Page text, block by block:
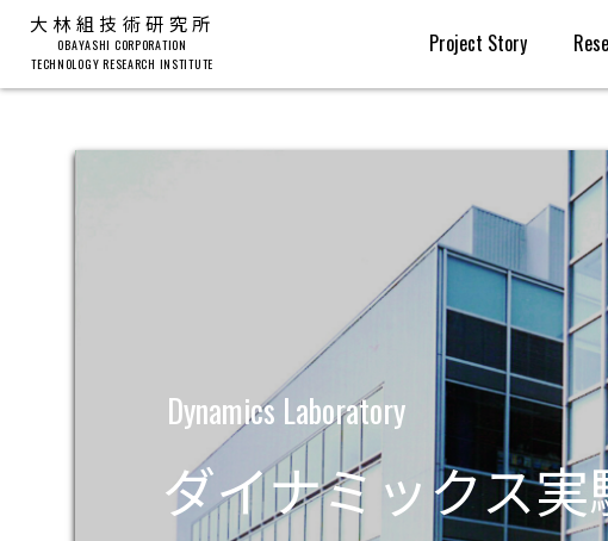
大林組技術研究所
OBAYASHI CORPORATION
TECHNOLOGY RESEARCH INSTITUTE
Project Story
Dynamics Laboratory
ダイナミックス実